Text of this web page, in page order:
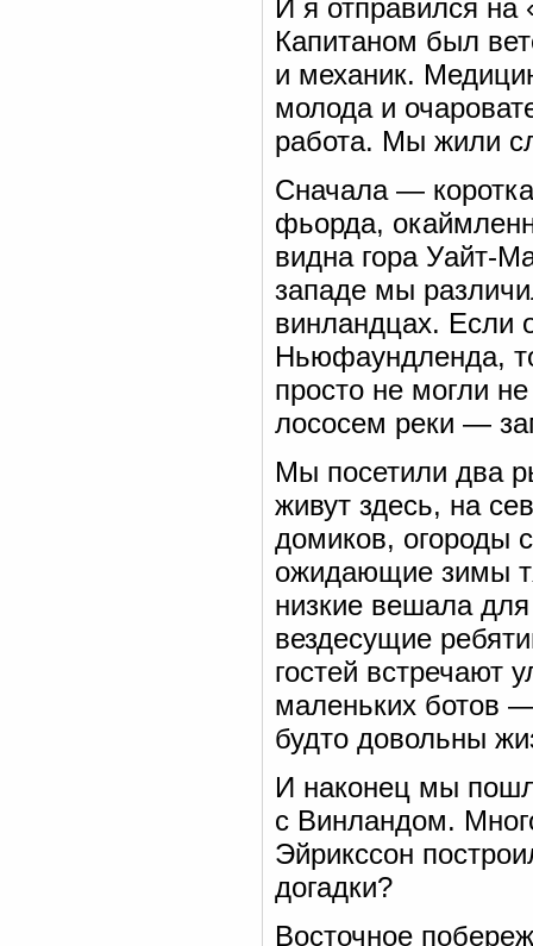
И я отправился
Капитаном был
и механик.
молода и
работа. Мы жили
Сначала —
фьорда,
видна гора Уайт-
западе мы
винландцах. Если
Ньюфаундленда,
просто не могли
лососем реки —
Мы посетили два
живут здесь, на
домиков,
ожидающие зимы
низкие вешала
вездесущие
гостей встречают
маленьких ботов
будто довольны
И наконец мы
с Винландом.
Эйрикссон
догадки?
Восточное